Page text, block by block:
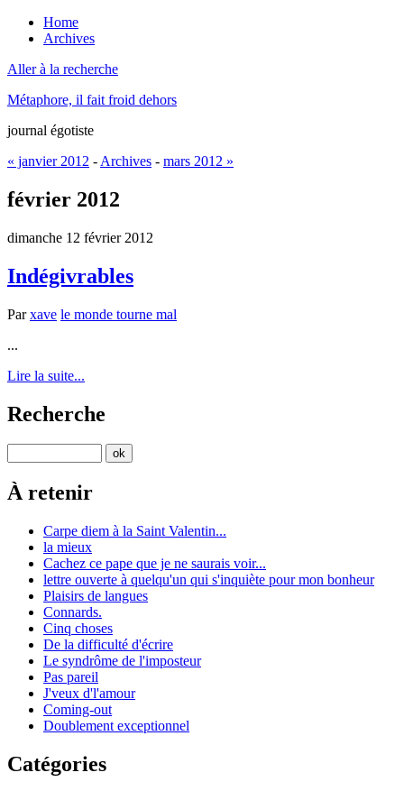
Home
Archives
Aller à la recherche
Métaphore, il fait froid dehors
journal égotiste
« janvier 2012 - Archives - mars 2012 »
février 2012
dimanche 12 février 2012
Indégivrables
Parxave le monde tourne mal
...
Lire la suite...
Recherche
À retenir
Carpe diem à la Saint Valentin...
la mieux
Cachez ce pape que je ne saurais voir...
lettre ouverte à quelqu'un qui s'inquiète pour mon bonheur
Plaisirs de langues
Connards.
Cinq choses
De la difficulté d'écrire
Le syndrôme de l'imposteur
Pas pareil
J'veux d'l'amour
Coming-out
Doublement exceptionnel
Catégories